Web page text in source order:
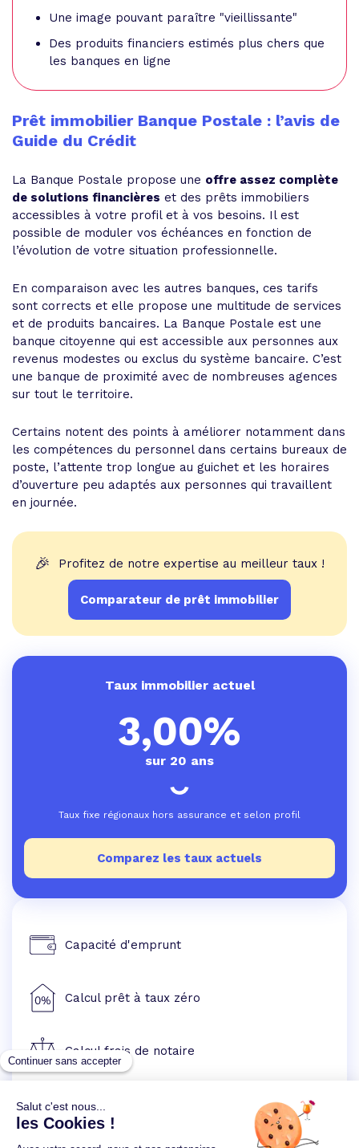
Une image pouvant paraître "vieillissante"
Des produits financiers estimés plus chers que
les banques en ligne
Prêt immobilier Banque Postale : l’avis de
Guide du Crédit
La Banque Postale propose une offre assez complète
de solutions financières et des prêts immobiliers
accessibles à votre profil et à vos besoins. Il est
possible de moduler vos échéances en fonction de
l’évolution de votre situation professionnelle.
En comparaison avec les autres banques, ces tarifs
sont corrects et elle propose une multitude de services
et de produits bancaires. La Banque Postale est une
banque citoyenne qui est accessible aux personnes aux
revenus modestes ou exclus du système bancaire. C’est
une banque de proximité avec de nombreuses agences
sur tout le territoire.
Certains notent des points à améliorer notamment dans
les compétences du personnel dans certains bureaux de
poste, l’attente trop longue au guichet et les horaires
d’ouverture peu adaptés aux personnes qui travaillent
en journée.
🎉 Profitez de notre expertise au meilleur taux !
Comparateur de prêt immobilier
Taux immobilier actuel
3,00%
sur 20 ans
Taux fixe régionaux hors assurance et selon profil
Comparez les taux actuels
Capacité d'emprunt
Calcul prêt à taux zéro
Calcul frais de notaire
Simulation prêt immobilier